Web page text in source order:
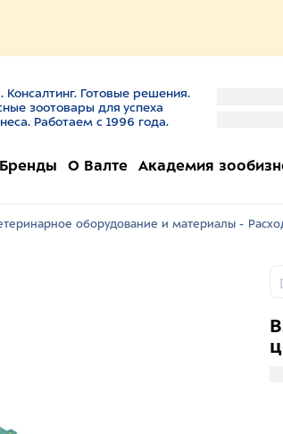
Консалтинг. Готовые решения.
зоотовары для успеха
Работаем с 1996 года.
Бренды О Валте Академия
оборудование и материалы -